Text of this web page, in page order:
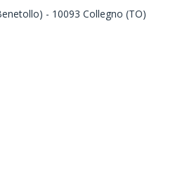
- 10093 Collegno (TO)